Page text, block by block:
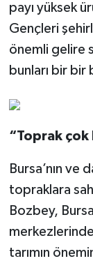
payı yüksek
Gençleri
önemli gelire
bunları bir bir
“Toprak çok
Bursa’nın
topraklara
Bozbey,
tarımın